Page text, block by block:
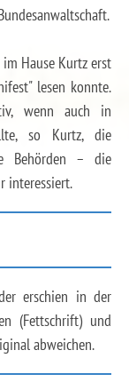
Hause Kurtz erst
lesen konnte.
wenn auch in
so Kurtz, die
Behörden – die
interessiert.
erschien in der
(Fettschrift) und
abweichen.